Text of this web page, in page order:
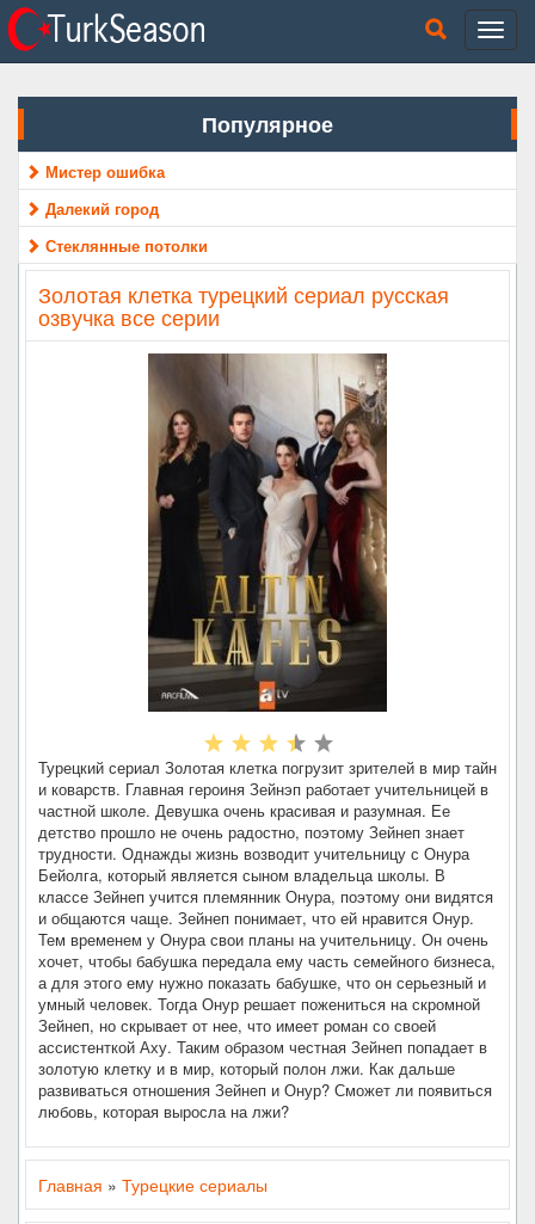
Популярное
Мистер ошибка
Далекий город
Стеклянные потолки
Золотая клетка турецкий сериал русская
озвучка все серии
Турецкий сериал Золотая клетка погрузит зрителей в мир тайн
и коварств. Главная героиня Зейнэп работает учительницей в
частной школе. Девушка очень красивая и разумная. Ее
детство прошло не очень радостно, поэтому Зейнеп знает
трудности. Однажды жизнь возводит учительницу с Онура
Бейолга, который является сыном владельца школы. В
классе Зейнеп учится племянник Онура, поэтому они видятся
и общаются чаще. Зейнеп понимает, что ей нравится Онур.
Тем временем у Онура свои планы на учительницу. Он очень
хочет, чтобы бабушка передала ему часть семейного бизнеса,
а для этого ему нужно показать бабушке, что он серьезный и
умный человек. Тогда Онур решает пожениться на скромной
Зейнеп, но скрывает от нее, что имеет роман со своей
ассистенткой Аху. Таким образом честная Зейнеп попадает в
золотую клетку и в мир, который полон лжи. Как дальше
развиваться отношения Зейнеп и Онур? Сможет ли появиться
любовь, которая выросла на лжи?
Главная » Турецкие сериалы